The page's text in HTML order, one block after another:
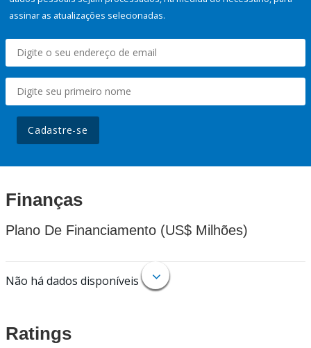
assinar as atualizações selecionadas.
Cadastre-se
Finanças
Plano De Financiamento (US$ Milhões)
Não há dados disponíveis
Ratings